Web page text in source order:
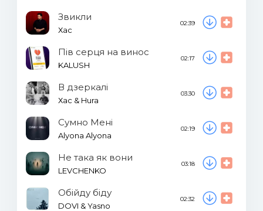
Звикли
Хас
02:39
Пів серця на винос
KALUSH
02:17
В дзеркалі
Хас & Hura
03:30
Сумно Мені
Alyona Alyona
02:19
Не така як вони
LEVCHENKO
03:18
Обійду біду
DOVI & Yasno
02:32